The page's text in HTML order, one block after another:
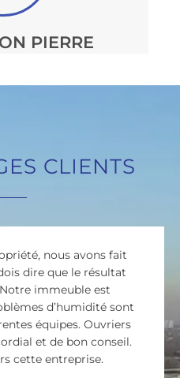
PIERRE
CLIENTS
nous avons fait
dire que le résultat
immeuble est
d’humidité sont
équipes. Ouvriers
et de bon conseil.
cette entreprise.